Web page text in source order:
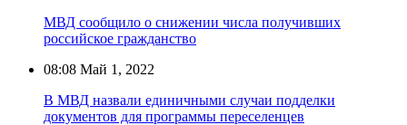
МВД сообщило о снижении числа получивших
российское гражданство
08:08 Май 1, 2022
В МВД назвали единичными случаи подделки
документов для программы переселенцев